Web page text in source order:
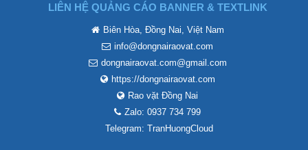
LIÊN HỆ QUẢNG CÁO BANNER & TEXTLINK
Biên Hòa, Đồng Nai, Việt Nam
info@dongnairaovat.com
dongnairaovat.com@gmail.com
https://dongnairaovat.com
Rao vặt Đồng Nai
Zalo: 0937 734 799
Telegram: TranHuongCloud